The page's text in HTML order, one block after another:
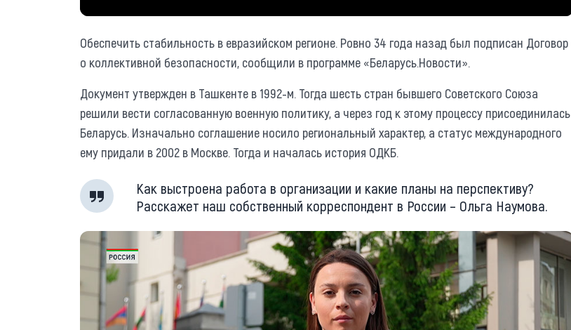
Обеспечить стабильность в евразийском регионе. Ровно 34 года назад был подписан Договор
о коллективной безопасности, сообщили в программе «Беларусь.Новости».
Документ утвержден в Ташкенте в 1992-м. Тогда шесть стран бывшего Советского Союза
решили вести согласованную военную политику, а через год к этому процессу присоединилась
Беларусь. Изначально соглашение носило региональный характер, а статус международного
ему придали в 2002 в Москве. Тогда и началась история ОДКБ.
Как выстроена работа в организации и какие планы на перспективу?
Расскажет наш собственный корреспондент в России – Ольга Наумова.